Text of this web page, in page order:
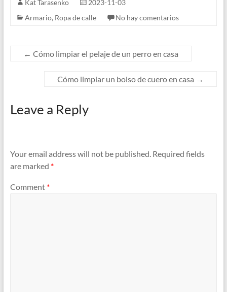
Kat Tarasenko
2023-11-03
Armario, Ropa de calle No hay comentarios
← Cómo limpiar el pelaje de un perro en casa
Cómo limpiar un bolso de cuero en casa →
Leave a Reply
Your email address will not be published. Required fields
are marked *
Comment *